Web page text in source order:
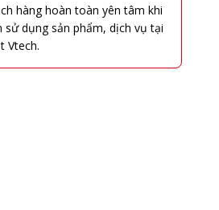
hàng hoàn toàn yên tâm khi
sử dụng sản phẩm, dịch vụ tại
Vtech.